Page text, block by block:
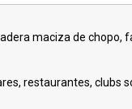
maciza de chopo,
restaurantes, clubs